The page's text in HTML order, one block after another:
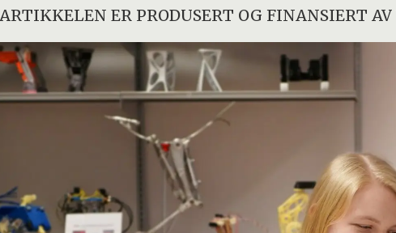
ER PRODUSERT OG FINANSIERT AV